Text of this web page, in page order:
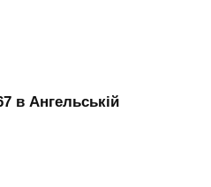
в Ангельській